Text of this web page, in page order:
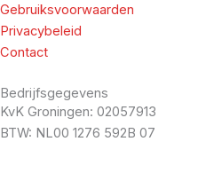
Gebruiksvoorwaarden
Privacybeleid
Contact
Bedrijfsgegevens
KvK Groningen: 02057913
BTW: NL00 1276 592B 07